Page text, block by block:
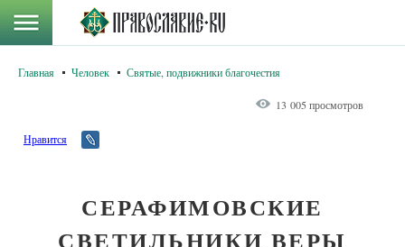
Главная Человек Святые, подвижники благочестия
13 005 просмотров
Нравится
СЕРАФИМОВСКИЕ
СВЕТИЛЬНИКИ ВЕРЫ